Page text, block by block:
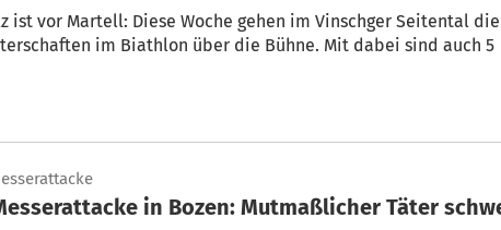
ist vor Martell: Diese Woche gehen im Vinschger Seitental die
im Biathlon über die Bühne. Mit dabei sind auch 5
Messerattacke in Bozen: Mutmaßlicher Täter